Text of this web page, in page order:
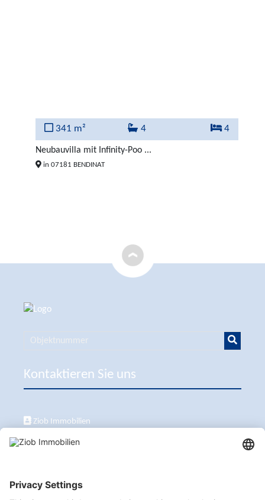
341 m² 4 4
Neubauvilla mit Infinity-Poo ...
in 07181 BENDINAT
Kontaktieren Sie uns
Ziob Immobilien
Calle Peix 2, 07157 Puerto de Andratx